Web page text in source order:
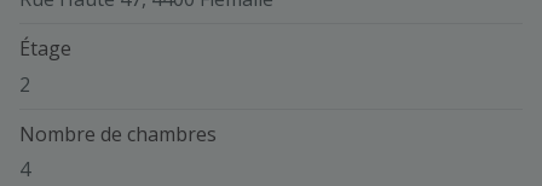
Étage
2
Nombre de chambres
4